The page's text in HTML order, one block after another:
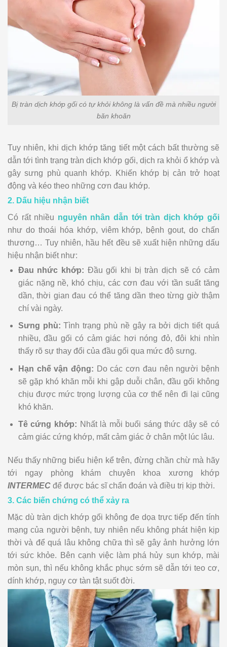
Bị tràn dịch khớp gối có tự khỏi không là vấn đề mà nhiều người
băn khoăn
Tuy nhiên, khi dịch khớp tăng tiết một cách bất thường sẽ
dẫn tới tình trạng tràn dịch khớp gối, dịch ra khỏi ổ khớp và
gây sưng phù quanh khớp. Khiến khớp bị cản trở hoạt
động và kéo theo những cơn đau khớp.
2. Dấu hiệu nhận biết
Có rất nhiều nguyên nhân dẫn tới tràn dịch khớp gối
như do thoái hóa khớp, viêm khớp, bệnh gout, do chấn
thương… Tuy nhiên, hầu hết đều sẽ xuất hiện những dấu
hiệu nhận biết như:
Đau nhức khớp: Đầu gối khi bị tràn dịch sẽ có cảm
giác nặng nề, khó chịu, các cơn đau với tần suất tăng
dần, thời gian đau có thể tăng dần theo từng giờ thậm
chí vài ngày.
Sưng phù: Tình trạng phù nề gây ra bởi dịch tiết quá
nhiều, đầu gối có cảm giác hơi nóng đỏ, đôi khi nhìn
thấy rõ sự thay đổi của đầu gối qua mức độ sưng.
Hạn chế vận động: Do các cơn đau nên người bệnh
sẽ gặp khó khăn mỗi khi gập duỗi chân, đầu gối không
chịu được mức trọng lượng của cơ thể nên đi lại cũng
khó khăn.
Tê cứng khớp: Nhất là mỗi buổi sáng thức dậy sẽ có
cảm giác cứng khớp, mất cảm giác ở chân một lúc lâu.
Nếu thấy những biểu hiện kể trên, đừng chần chừ mà hãy
tới ngay phòng khám chuyên khoa xương khớp
INTERMEC để được bác sĩ chẩn đoán và điều trị kịp thời.
3. Các biến chứng có thể xảy ra
Mặc dù tràn dịch khớp gối không đe dọa trực tiếp đến tính
mạng của người bệnh, tuy nhiên nếu không phát hiện kịp
thời và để quá lâu không chữa thì sẽ gây ảnh hưởng lớn
tới sức khỏe. Bên cạnh việc làm phá hủy sụn khớp, mài
mòn sụn, thì nếu không khắc phục sớm sẽ dẫn tới teo cơ,
dính khớp, nguy cơ tàn tật suốt đời.